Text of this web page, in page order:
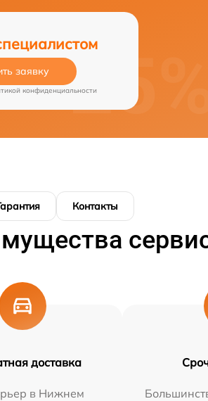
заявку
конфиденциальности
Контакты
доставка
в Нижнем